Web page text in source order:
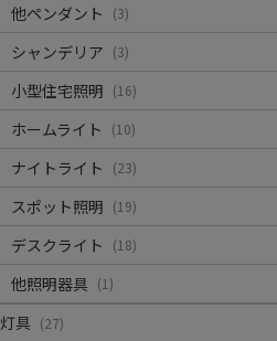
他ペンダント (3)
シャンデリア (3)
小型住宅照明 (16)
ホームライト (10)
ナイトライト (23)
スポット照明 (19)
デスクライト (18)
他照明器具 (1)
灯具 (27)